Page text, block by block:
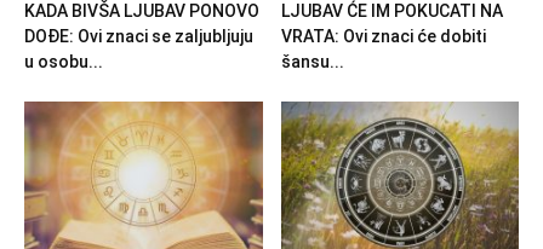
KADA BIVŠA LJUBAV PONOVO
DOĐE: Ovi znaci se zaljubljuju
u osobu...
LJUBAV ĆE IM POKUCATI NA
VRATA: Ovi znaci će dobiti
šansu...